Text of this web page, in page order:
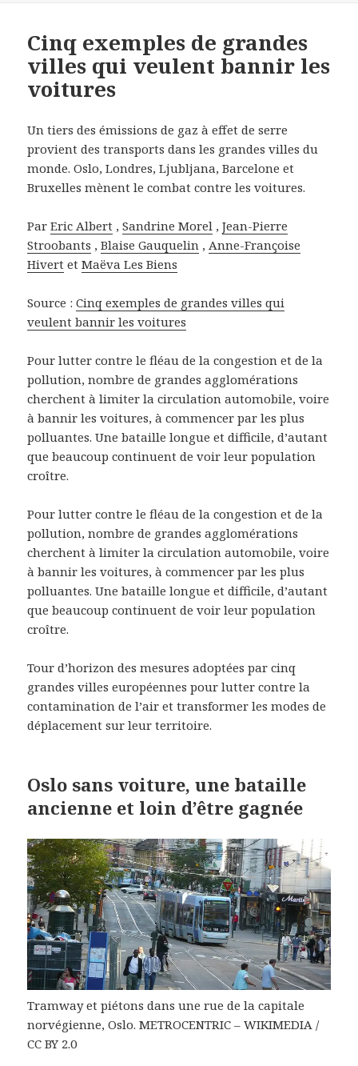
Cinq exemples de grandes
villes qui veulent bannir les
voitures
Un tiers des émissions de gaz à effet de serre
provient des transports dans les grandes villes du
monde. Oslo, Londres, Ljubljana, Barcelone et
Bruxelles mènent le combat contre les voitures.
ParEric Albert ,Sandrine Morel ,Jean-Pierre
Stroobants ,Blaise Gauquelin , Anne-Françoise
Hivert etMaëva Les Biens
Source :Cinq exemples de grandes villes qui
veulent bannir les voitures
Pour lutter contre le fléau de la congestion et de la
pollution, nombre de grandes agglomérations
cherchent à limiter la circulation automobile, voire
à bannir les voitures, à commencer par les plus
polluantes. Une bataille longue et difficile, d’autant
que beaucoup continuent de voir leur population
croître.
Pour lutter contre le fléau de la congestion et de la
pollution, nombre de grandes agglomérations
cherchent à limiter la circulation automobile, voire
à bannir les voitures, à commencer par les plus
polluantes. Une bataille longue et difficile, d’autant
que beaucoup continuent de voir leur population
croître.
Tour d’horizon des mesures adoptées par cinq
grandes villes européennes pour lutter contre la
contamination de l’air et transformer les modes de
déplacement sur leur territoire.
Oslo sans voiture, une bataille
ancienne et loin d’être gagnée
Tramway et piétons dans une rue de la capitale
norvégienne, Oslo. METROCENTRIC – WIKIMEDIA /
CC BY 2.0